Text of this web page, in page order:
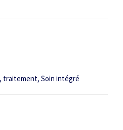
traitement Soin intégré